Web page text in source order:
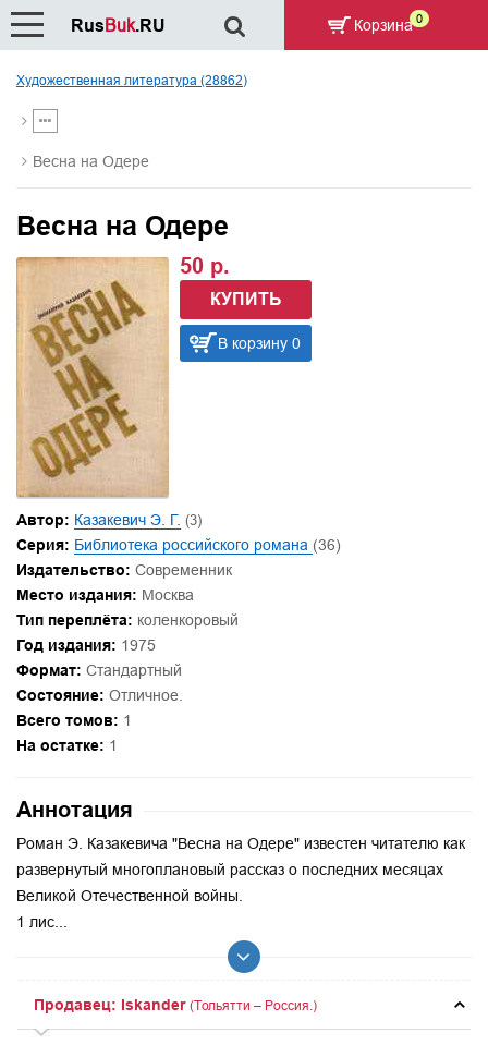
Художественная литература (28862)
Весна на Одере
Весна на Одере
50 р.
КУПИТЬ
В корзину 0
Автор: Казакевич Э. Г. (3)
Серия: Библиотека российского романа (36)
Издательство: Современник
Место издания: Москва
Тип переплёта: коленкоровый
Год издания: 1975
Формат: Стандартный
Состояние: Отличное.
Всего томов: 1
На остатке: 1
Аннотация
Роман Э. Казакевича "Весна на Одере" известен читателю как
развернутый многоплановый рассказ о последних месяцах
Великой Отечественной войны.
1 лис...
Продавец: Iskander (Тольятти – Россия.)
RusBuk.RU Корзина 0